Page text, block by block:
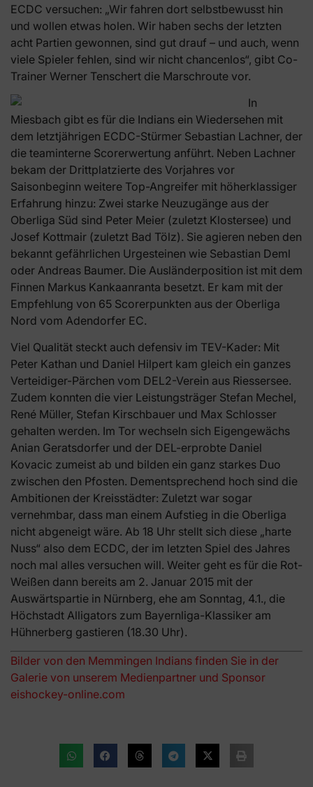
ECDC versuchen: „Wir fahren dort selbstbewusst hin
und wollen etwas holen. Wir haben sechs der letzten
acht Partien gewonnen, sind gut drauf – und auch, wenn
viele Spieler fehlen, sind wir nicht chancenlos“, gibt Co-
Trainer Werner Tenschert die Marschroute vor.
In
Miesbach gibt es für die Indians ein Wiedersehen mit
dem letztjährigen ECDC-Stürmer Sebastian Lachner, der
die teaminterne Scorerwertung anführt. Neben Lachner
bekam der Drittplatzierte des Vorjahres vor
Saisonbeginn weitere Top-Angreifer mit höherklassiger
Erfahrung hinzu: Zwei starke Neuzugänge aus der
Oberliga Süd sind Peter Meier (zuletzt Klostersee) und
Josef Kottmair (zuletzt Bad Tölz). Sie agieren neben den
bekannt gefährlichen Urgesteinen wie Sebastian Deml
oder Andreas Baumer. Die Ausländerposition ist mit dem
Finnen Markus Kankaanranta besetzt. Er kam mit der
Empfehlung von 65 Scorerpunkten aus der Oberliga
Nord vom Adendorfer EC.
Viel Qualität steckt auch defensiv im TEV-Kader: Mit
Peter Kathan und Daniel Hilpert kam gleich ein ganzes
Verteidiger-Pärchen vom DEL2-Verein aus Riessersee.
Zudem konnten die vier Leistungsträger Stefan Mechel,
René Müller, Stefan Kirschbauer und Max Schlosser
gehalten werden. Im Tor wechseln sich Eigengewächs
Anian Geratsdorfer und der DEL-erprobte Daniel
Kovacic zumeist ab und bilden ein ganz starkes Duo
zwischen den Pfosten. Dementsprechend hoch sind die
Ambitionen der Kreisstädter: Zuletzt war sogar
vernehmbar, dass man einem Aufstieg in die Oberliga
nicht abgeneigt wäre. Ab 18 Uhr stellt sich diese „harte
Nuss“ also dem ECDC, der im letzten Spiel des Jahres
noch mal alles versuchen will. Weiter geht es für die Rot-
Weißen dann bereits am 2. Januar 2015 mit der
Auswärtspartie in Nürnberg, ehe am Sonntag, 4.1., die
Höchstadt Alligators zum Bayernliga-Klassiker am
Hühnerberg gastieren (18.30 Uhr).
Bilder von den Memmingen Indians finden Sie in der
Galerie von unserem Medienpartner und Sponsor
eishockey-online.com